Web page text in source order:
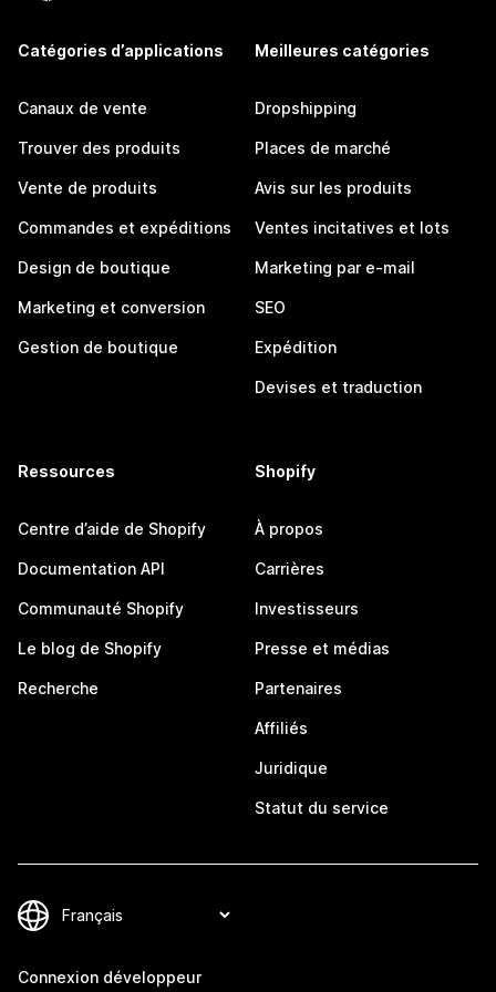
Catégories d’applications
Canaux de vente
Trouver des produits
Vente de produits
Commandes et expéditions
Design de boutique
Marketing et conversion
Gestion de boutique
Meilleures catégories
Dropshipping
Places de marché
Avis sur les produits
Ventes incitatives et lots
Marketing par e-mail
SEO
Expédition
Devises et traduction
Ressources
Centre d’aide de Shopify
Documentation API
Communauté Shopify
Le blog de Shopify
Recherche
Shopify
À propos
Carrières
Investisseurs
Presse et médias
Partenaires
Affiliés
Juridique
Statut du service
Connexion développeur